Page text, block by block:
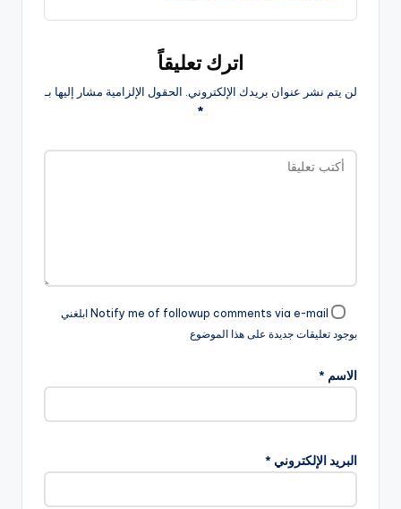
اترك تعليقاً
لن يتم نشر عنوان بريدك الإلكتروني. الحقول الإلزامية مشار إليها بـ
*
Notify me of followup comments via e-mail ابلغني
بوجود تعليقات جديدة على هذا الموضوع
الاسم *
البريد الإلكتروني *